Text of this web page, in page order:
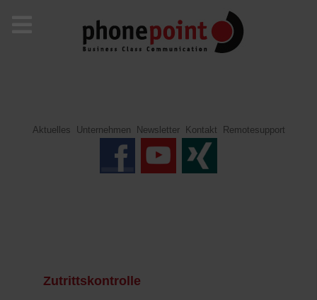
Aktuelles Unternehmen Newsletter Kontakt Remotesupport
Zutrittskontrolle